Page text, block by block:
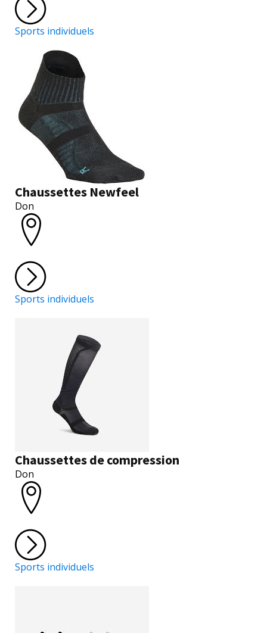
Sports individuels
Chaussettes Newfeel
Don
Sports individuels
Chaussettes de compression
Don
Sports individuels